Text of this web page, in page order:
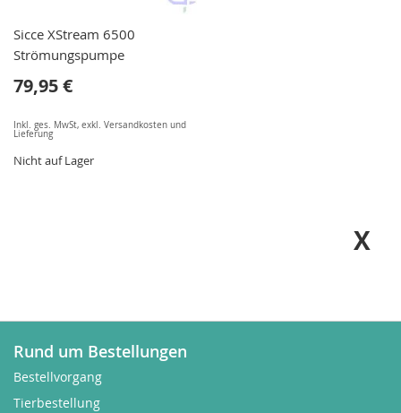
Sicce XStream 6500
Strömungspumpe
79,95 €
Inkl. ges. MwSt, exkl. Versandkosten und
Lieferung
Nicht auf Lager
Rund um Bestellungen
Bestellvorgang
Tierbestellung